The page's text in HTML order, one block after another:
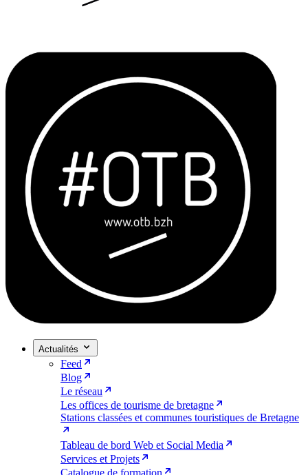
Actualités
Feed
Blog
Le réseau
Les offices de tourisme de bretagne
Stations classées et communes touristiques de Bretagne
Tableau de bord Web et Social Media
Services et Projets
Catalogue de formation